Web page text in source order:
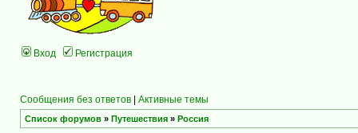
Вход Регистрация
Сообщения без ответов | Активные темы
Список форумов » Путешествия » Россия